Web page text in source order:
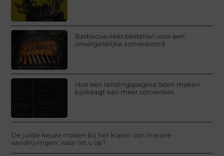
Barbecuevlees bestellen voor een
onvergetelijke zomeravond
Hoe een landingspagina laten maken
bijdraagt aan meer conversies
De juiste keuze maken bij het kopen van lineaire
aandrijvingen: waar let u op?